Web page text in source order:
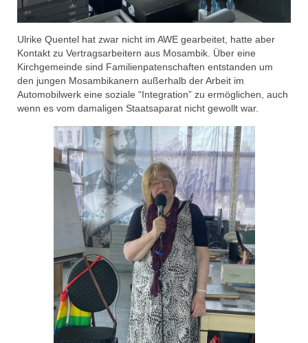
Ulrike Quentel hat zwar nicht im AWE gearbeitet, hatte aber
Kontakt zu Vertragsarbeitern aus Mosambik. Über eine
Kirchgemeinde sind Familienpatenschaften entstanden um
den jungen Mosambikanern außerhalb der Arbeit im
Automobilwerk eine soziale “Integration” zu ermöglichen, auch
wenn es vom damaligen Staatsaparat nicht gewollt war.